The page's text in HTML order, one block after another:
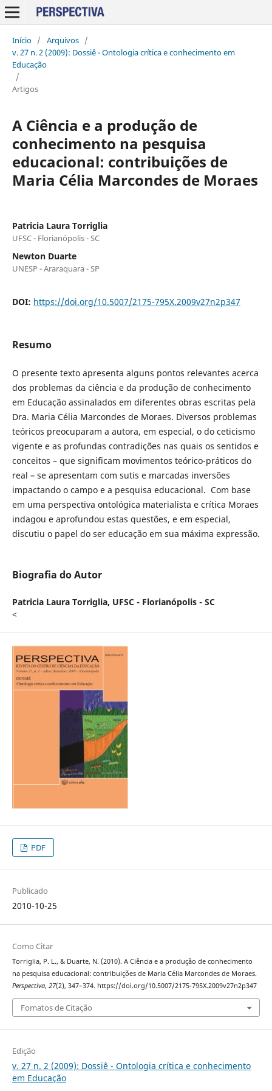
Início / Arquivos /
v. 27 n. 2 (2009): Dossiê - Ontologia crítica e conhecimento em
Educação
/
Artigos
A Ciência e a produção de
conhecimento na pesquisa
educacional: contribuições de
Maria Célia Marcondes de Moraes
Patricia Laura Torriglia
UFSC - Florianópolis - SC
Newton Duarte
UNESP - Araraquara - SP
DOI: https://doi.org/10.5007/2175-795X.2009v27n2p347
Resumo
O presente texto apresenta alguns pontos relevantes acerca
dos problemas da ciência e da produção de conhecimento
em Educação assinalados em diferentes obras escritas pela
Dra. Maria Célia Marcondes de Moraes. Diversos problemas
teóricos preocuparam a autora, em especial, o do ceticismo
vigente e as profundas contradições nas quais os sentidos e
conceitos – que significam movimentos teórico-práticos do
real – se apresentam com sutis e marcadas inversões
impactando o campo e a pesquisa educacional. Com base
em uma perspectiva ontológica materialista e crítica Moraes
indagou e aprofundou estas questões, e em especial,
discutiu o papel do ser educação em sua máxima expressão.
Biografia do Autor
Patricia Laura Torriglia, UFSC - Florianópolis - SC
<
PDF
Publicado
2010-10-25
Como Citar
Torriglia, P. L., & Duarte, N. (2010). A Ciência e a produção de conhecimento
na pesquisa educacional: contribuições de Maria Célia Marcondes de Moraes.
Perspectiva, 27(2), 347–374. https://doi.org/10.5007/2175-795X.2009v27n2p347
Fomatos de Citação
Edição
v. 27 n. 2 (2009): Dossiê - Ontologia crítica e conhecimento
em Educação